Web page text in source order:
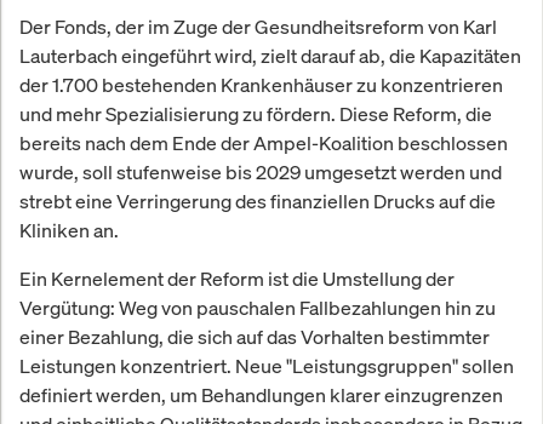
Der Fonds, der im Zuge der Gesundheitsreform von Karl
Lauterbach eingeführt wird, zielt darauf ab, die Kapazitäten
der 1.700 bestehenden Krankenhäuser zu konzentrieren
und mehr Spezialisierung zu fördern. Diese Reform, die
bereits nach dem Ende der Ampel-Koalition beschlossen
wurde, soll stufenweise bis 2029 umgesetzt werden und
strebt eine Verringerung des finanziellen Drucks auf die
Kliniken an.
Ein Kernelement der Reform ist die Umstellung der
Vergütung: Weg von pauschalen Fallbezahlungen hin zu
einer Bezahlung, die sich auf das Vorhalten bestimmter
Leistungen konzentriert. Neue "Leistungsgruppen" sollen
definiert werden, um Behandlungen klarer einzugrenzen